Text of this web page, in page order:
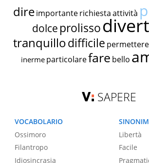
dire importante richiestaattività
dolce prolisso
tranquillodifficile permettere
inerme particolarefare bello
SAPERE
VOCABOLARIO
Ossimoro
Filantropo
Idiosincrasia
Libertà
Facile